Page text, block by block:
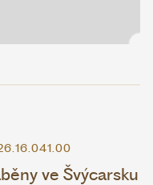
ve Švýcarsku